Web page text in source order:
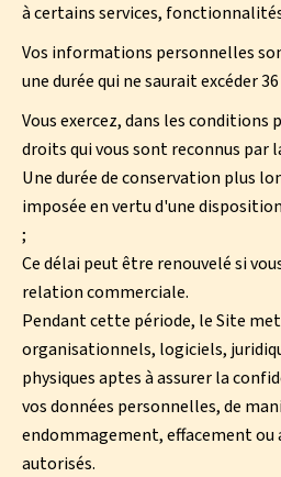
à certains services,
Vos informations personnelles
une durée qui ne saurait excéder
Vous exercez, dans les conditions
droits qui vous sont reconnus par
Une durée de conservation plus
imposée en vertu d'une
;
Ce délai peut être renouvelé si
relation commerciale.
Pendant cette période, le Site
organisationnels, logiciels,
physiques aptes à assurer la
vos données personnelles, de
endommagement, effacement ou
autorisés.